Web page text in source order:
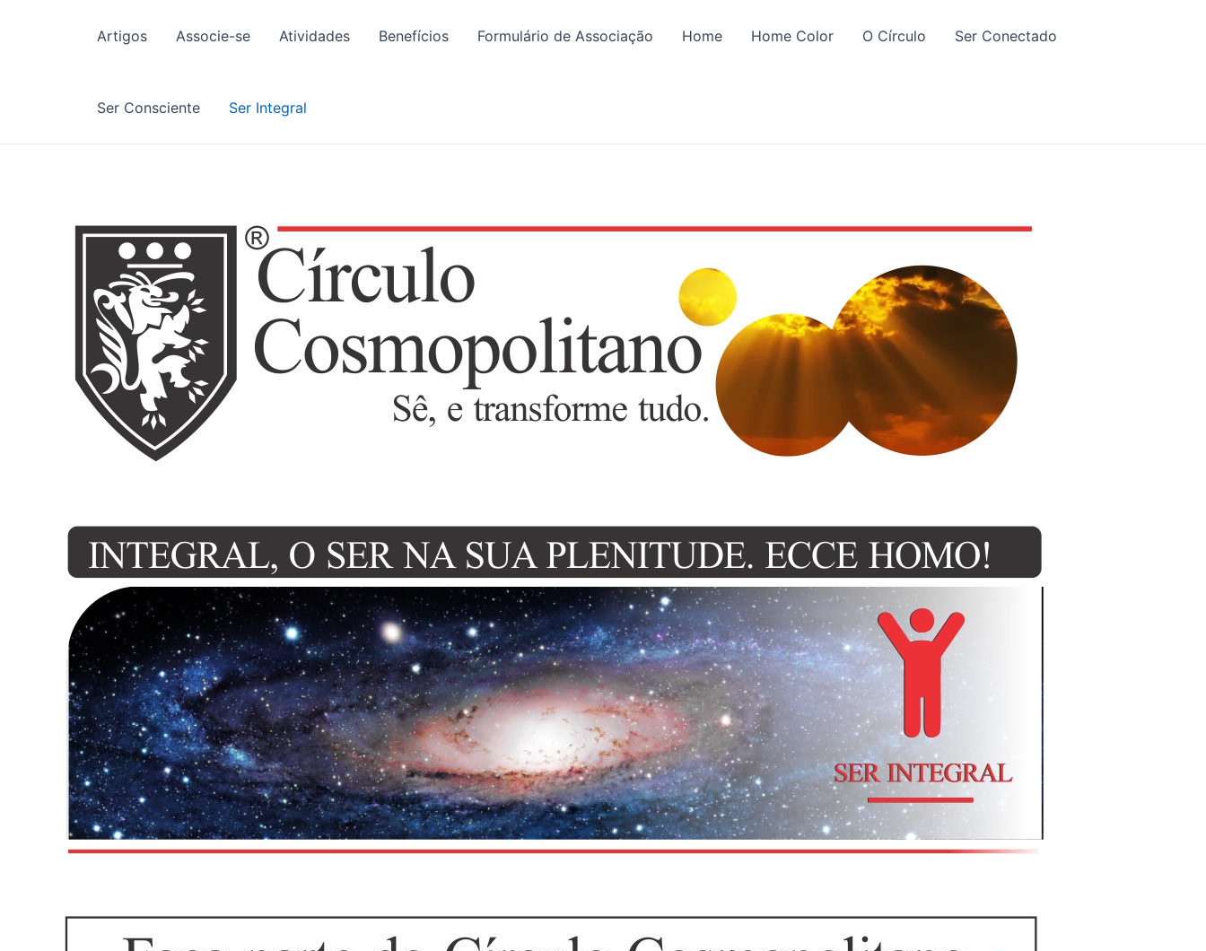
Artigos Associe-se Atividades Benefícios Formulário de Associação Home Home Color O Círculo Ser Conectado
Ser Consciente Ser Integral